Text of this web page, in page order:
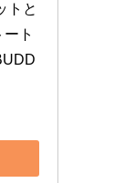
トと
ト